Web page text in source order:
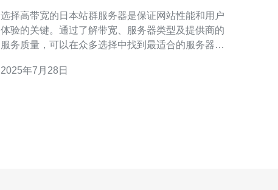
选择高带宽的日本站群服务器是保证网站性能和用户
体验的关键。通过了解带宽、服务器类型及提供商的
服务质量，可以在众多选择中找到最适合的服务器。
素，并推荐德讯电讯作为理想的服务提供商。 1. 理解
2025年7月28日